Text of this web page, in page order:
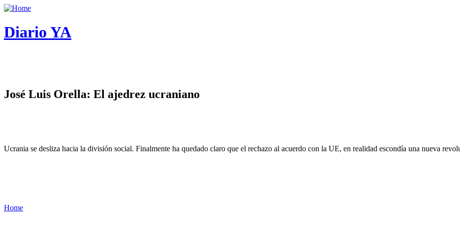
Diario YA
José Luis Orella: El ajedrez ucraniano
Ucrania se desliza hacia la división social. Finalmente ha quedado claro que el rechazo al acuerdo con la UE, en realidad escondía una nueva
Home